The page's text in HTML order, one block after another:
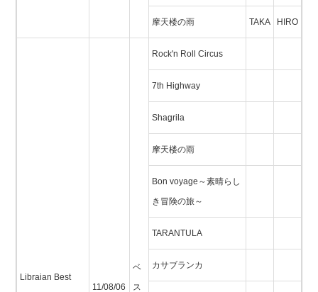
摩天楼の雨 TAKA HIRO
Libraian Best
11/08/06
ベ
ス
Rock'n Roll Circus
7th Highway
Shagrila
摩天楼の雨
Bon voyage～素晴らし
き冒険の旅～
TARANTULA
カサブランカ